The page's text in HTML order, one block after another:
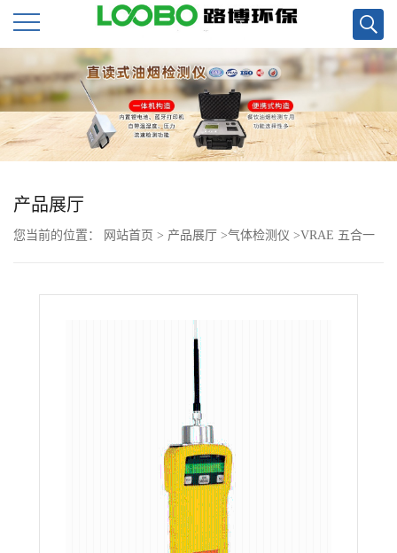
公
司
首
页
公
产品展厅
您当前的位置： 网站首页 > 产品展厅 >气体检测仪 >VRAE 五合一